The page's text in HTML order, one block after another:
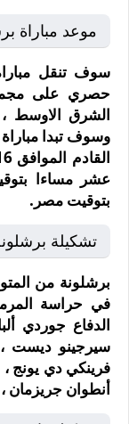
موعد مباراة
سوف تنقل
حصري على
الشرق الاوسط
وسوف تبدا
عشر مساءا
بتوقيت مصر.
تشكيلة
برشلونة من
في حراسة
الدفاع جوردي
سيرجينو ديست
فرينكي دي يونج
أنطوان جريزمان